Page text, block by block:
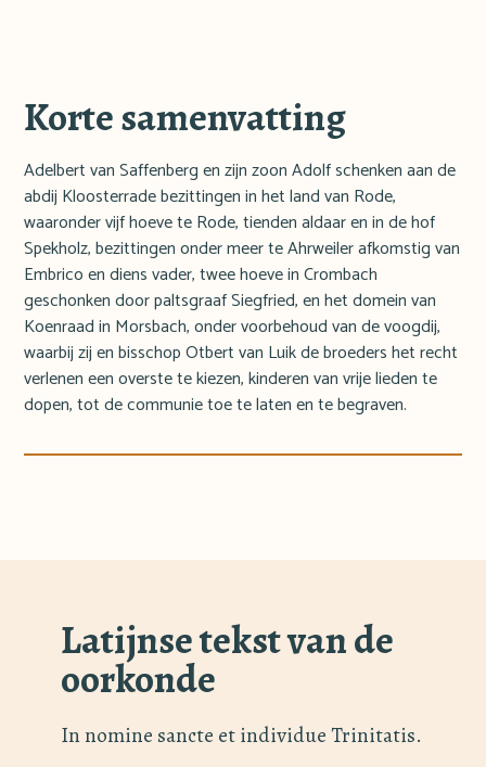
Korte samenvatting
Adelbert van Saffenberg en zijn zoon Adolf schenken aan de
abdij Kloosterrade bezittingen in het land van Rode,
waaronder vijf hoeve te Rode, tienden aldaar en in de hof
Spekholz, bezittingen onder meer te Ahrweiler afkomstig van
Embrico en diens vader, twee hoeve in Crombach
geschonken door paltsgraaf Siegfried, en het domein van
Koenraad in Morsbach, onder voorbehoud van de voogdij,
waarbij zij en bisschop Otbert van Luik de broeders het recht
verlenen een overste te kiezen, kinderen van vrije lieden te
dopen, tot de communie toe te laten en te begraven.
Latijnse tekst van de
oorkonde
In nomine sancte et individue Trinitatis.